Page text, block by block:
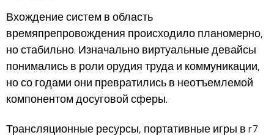
Вхождение систем в область
времяпрепровождения происходило планомерно,
но стабильно. Изначально виртуальные девайсы
понимались в роли орудия труда и коммуникации,
но со годами они превратились в неотъемлемой
компонентом досуговой сферы.
Трансляционные ресурсы, портативные игры в r7